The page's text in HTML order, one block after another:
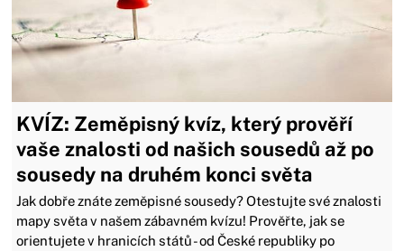
KVÍZ: Zeměpisný kvíz, který prověří
vaše znalosti od našich sousedů až po
sousedy na druhém konci světa
Jak dobře znáte zeměpisné sousedy? Otestujte své znalosti
mapy světa v našem zábavném kvízu! Prověřte, jak se
orientujete v hranicích států - od České republiky po